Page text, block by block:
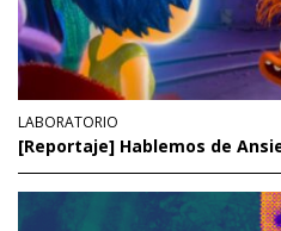
LABORATORIO
[Reportaje] Hablemos de